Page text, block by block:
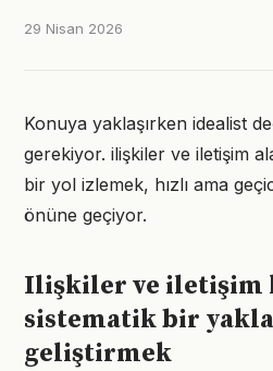
29 Nisan 2026
Konuya yaklaşırken idealist
gerekiyor. ilişkiler ve iletişim
bir yol izlemek, hızlı ama
önüne geçiyor.
Ilişkiler ve iletişim
sistematik bir
geliştirmek